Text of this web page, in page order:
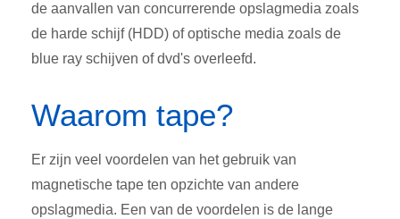
de aanvallen van concurrerende opslagmedia zoals
de harde schijf (HDD) of optische media zoals de
blue ray schijven of dvd's overleefd.
Waarom tape?
Er zijn veel voordelen van het gebruik van
magnetische tape ten opzichte van andere
opslagmedia. Een van de voordelen is de lange